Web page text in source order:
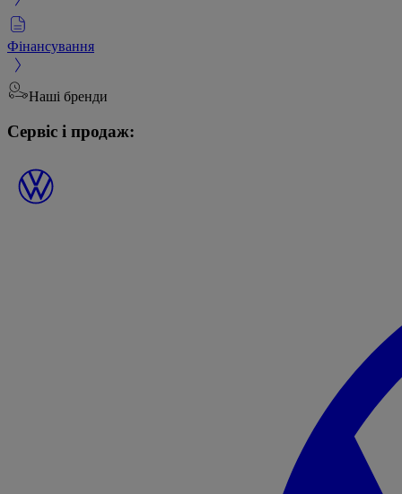
Фінансування
Наші бренди
Сервіс і продаж: